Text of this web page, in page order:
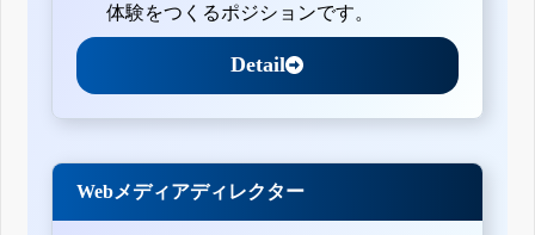
体験をつくるポジションです。
Detail
Webメディアディレクター